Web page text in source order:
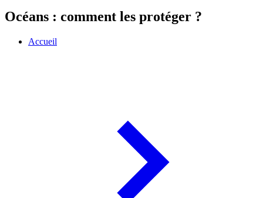
Océans : comment les protéger ?
Accueil